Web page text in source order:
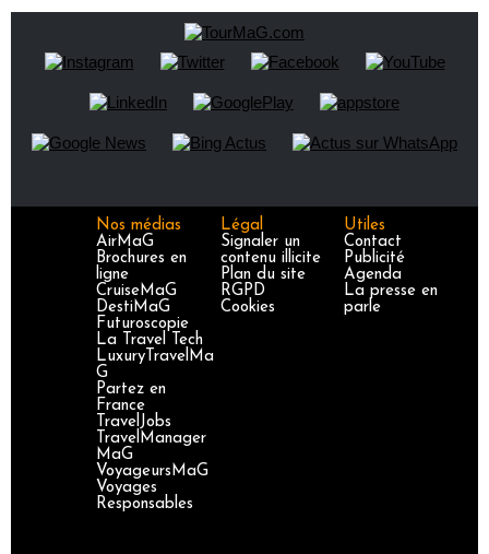
Nos médias
AirMaG
Brochures en
ligne
CruiseMaG
DestiMaG
Futuroscopie
La Travel Tech
LuxuryTravelMa
G
Partez en
France
TravelJobs
TravelManager
MaG
VoyageursMaG
Voyages
Responsables
Légal
Signaler un
contenu illicite
Plan du site
RGPD
Cookies
Utiles
Contact
Publicité
Agenda
La presse en
parle